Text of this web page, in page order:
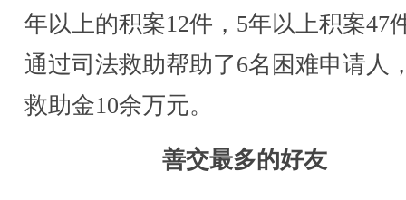
年以上的积案12件，5年以上积案47
通过司法救助帮助了6名困难申请人
救助金10余万元。
善交最多的好友